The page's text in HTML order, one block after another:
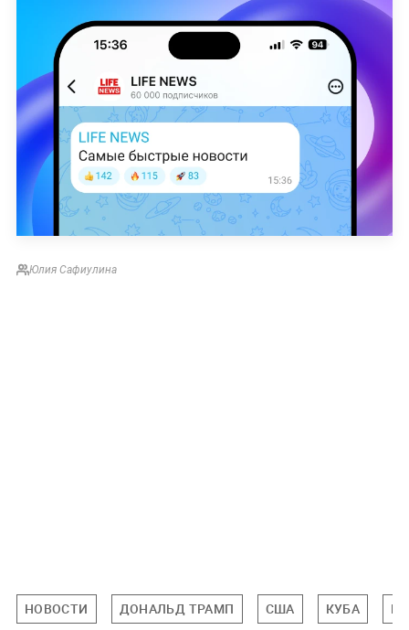
Юлия Сафиулина
НОВОСТИ ДОНАЛЬД ТРАМП США КУБА